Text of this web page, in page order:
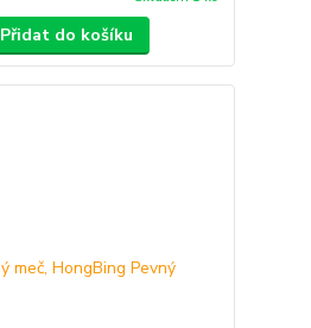
Přidat do košíku